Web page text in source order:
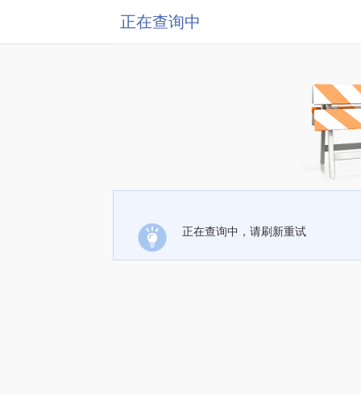
正在查询中
正在查询中，请刷新重试